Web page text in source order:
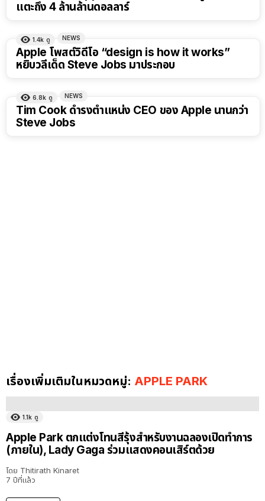
แตะถึง 4 ล้านล้านดอลลาร์
1.4k ดู NEWS
Apple โพสต์วิดีโอ “design is how it works”
หยิบวลีเด็ด Steve Jobs มาประกอบ
6.8k ดู NEWS
Tim Cook ดำรงตำแหน่ง CEO ของ Apple นานกว่า
Steve Jobs
เรื่องเพิ่มเติมในหมวดหมู่: APPLE PARK
1.1k ดู
Apple Park ตกแต่งโทนสีรุ้งสำหรับงานฉลองเปิดทำการ
(ภายใน), Lady Gaga ร่วมแสดงคอนเสิร์ตด้วย
โดย Thitirath Kinaret
7 ปีที่แล้ว